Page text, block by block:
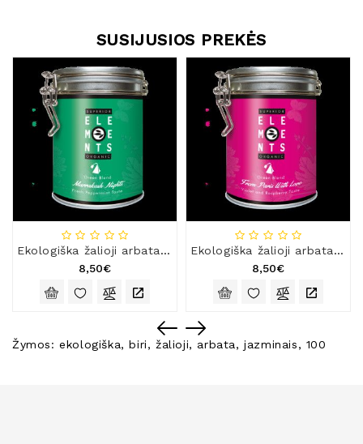
SUSIJUSIOS PREKĖS
Ekologiška žalioji arbata „Marakešo naktys“, 15 x 3 g
8,50€
Ekologiška žalioji arbata „Linkėjimai iš Paryžiaus“, 15 x 3 g
8,50€
Žymos:ekologiška,biri,žalioji, arbata,jazminais, 100